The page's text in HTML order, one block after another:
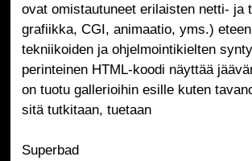
ovat omistautuneet erilaisten netti- ja
grafiikka, CGI, animaatio, yms.)
tekniikoiden ja ohjelmointikielten
perinteinen HTML-koodi näyttää
on tuotu gallerioihin esille kuten
sitä tutkitaan, tuetaan
Superbad